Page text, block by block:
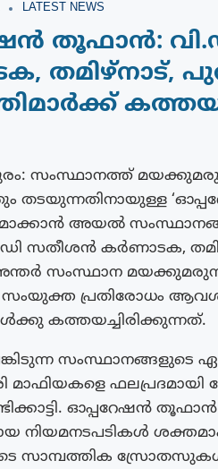
LATEST NEWS
തൂഫാൻ:
തമിഴ്‌നാട്,
സംസ്ഥാനത്ത്
തടയുന്നതിനായുള്ള
അയൽ
സതീശൻ കർണാടക,
സംസ്ഥാന
പ്രതിരോധം
കത്തയച്ചിരിക്കുന്നത്.
സംസ്ഥാനങ്ങളുടെ
മാഫിയകളെ ഫലപ്രദമായി
ഓപ്പറേഷൻ
നിയമനടപടികൾ
സാമ്പത്തിക